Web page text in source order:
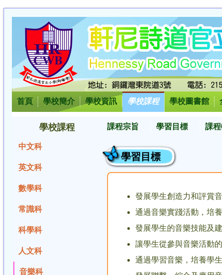
首頁 學校簡介 學校資訊 學校課程 學校圖書館
學校課程
中文科
英文科
數學科
常識科
科學科
人文科
音樂科
課程宗旨 學習目標 課
學習目標
發展學生創造力和評賞
通過音樂實踐活動，培
發展學生的音樂技能及
讓學生從參與音樂活動
通過學習音樂，培養學